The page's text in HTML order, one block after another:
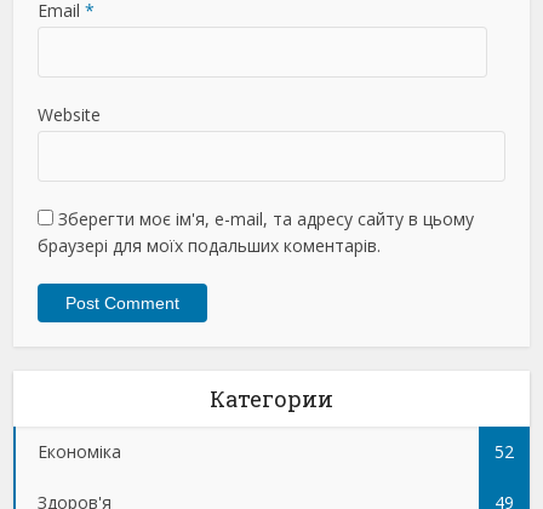
Email *
Website
Зберегти моє ім'я, e-mail, та адресу сайту в цьому
браузері для моїх подальших коментарів.
Категории
Економіка 52
Здоров'я 49